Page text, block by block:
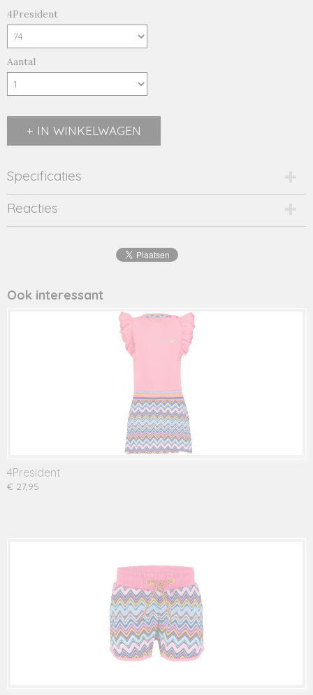
4President
Aantal
IN WINKELWAGEN
Specificaties
Productcode
2858-16241
Productcode leverancier
Reacties
Ook interessant
4President
€ 27,95